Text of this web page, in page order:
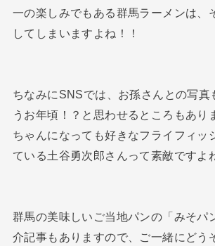
一の楽しみでもある群馬ラーメンは、
してしまいますよね！！
ちなみにSNSでは、お孫さんとの写真
うお年頃！？と思わせるところもあり
ちゃんになっても好きなフライフィッ
ている土谷勇次郎さんって素敵ですよ
群馬の美味しいご当地パンの「みそパ
介記事もありますので、ご一緒にどう